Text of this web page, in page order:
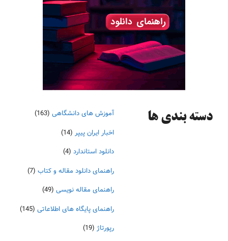
دسته‌ بندی ها آموزش های دانشگاهی (163)
اخبار ایران پیپر (14)
دانلود استاندارد (4)
راهنمای دانلود مقاله و کتاب (7)
راهنمای مقاله نویسی (49)
راهنمای پایگاه های اطلاعاتی (145)
رپورتاژ (19)